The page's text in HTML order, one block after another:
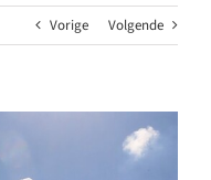
Vorige Volgende